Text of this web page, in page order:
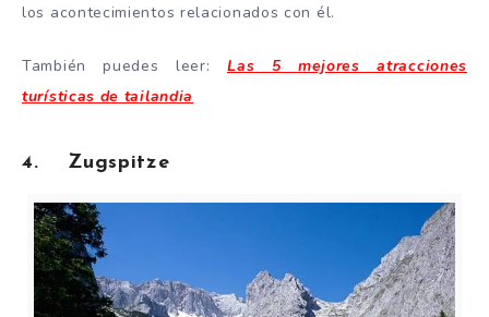
los acontecimientos relacionados con él.
También puedes leer:Las 5 mejores atracciones
turísticas de tailandia
4. Zugspitze